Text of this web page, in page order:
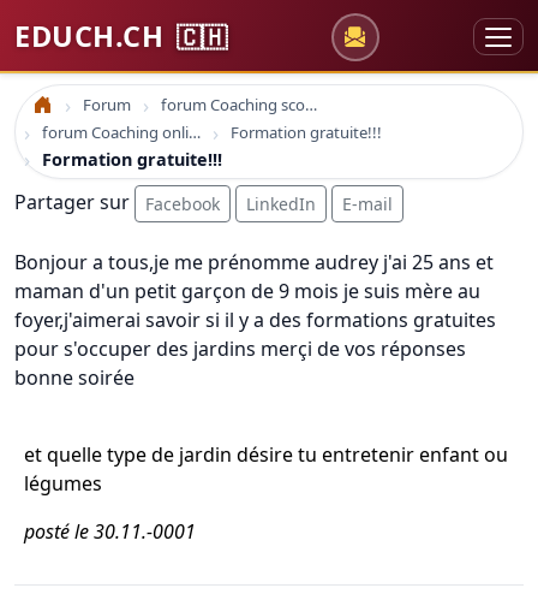
EDUCH.CH 🇨🇭
Accueil Forum
forum Coaching scolaire
forum Coaching online formation professionelle emploi education
Formation gratuite!!!
Formation gratuite!!!
Partager sur Facebook LinkedIn E-mail
Bonjour a tous,je me prénomme audrey j'ai 25 ans et
maman d'un petit garçon de 9 mois je suis mère au
foyer,j'aimerai savoir si il y a des formations gratuites
pour s'occuper des jardins merçi de vos réponses
bonne soirée
et quelle type de jardin désire tu entretenir enfant ou
légumes
posté le 30.11.-0001